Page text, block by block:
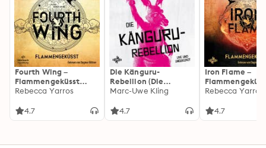
Fourth Wing –
Flammengeküsst
(Flammengeküsst-
Rebecca Yarros
4.7
Die Känguru-
Rebellion (Die
Känguru-Werke 5)
Marc-Uwe Kling
4.7
Iron Flame –
heißersehnte
Rebecca Yarros
4.7